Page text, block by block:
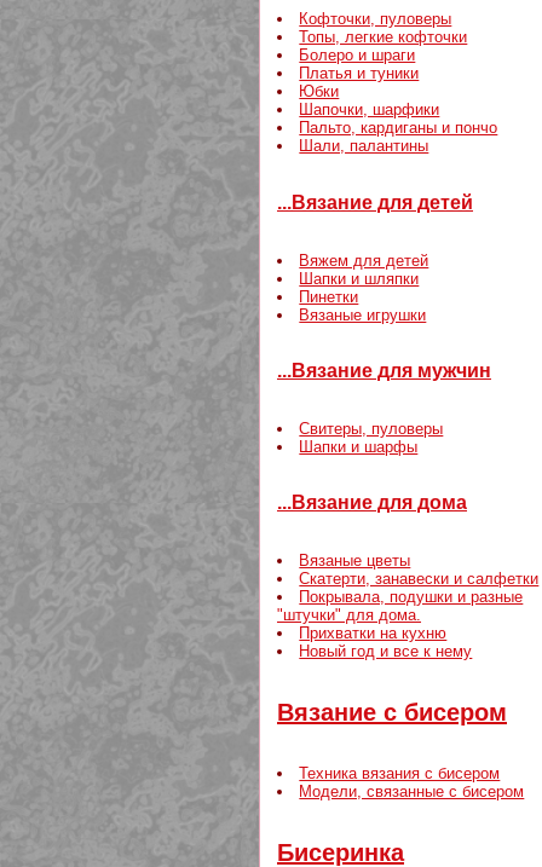
Кофточки, пуловеры
Топы, легкие кофточки
Болеро и шраги
Платья и туники
Юбки
Шапочки, шарфики
Пальто, кардиганы и пончо
Шали, палантины
...Вязание для детей
Вяжем для детей
Шапки и шляпки
Пинетки
Вязаные игрушки
...Вязание для мужчин
Свитеры, пуловеры
Шапки и шарфы
...Вязание для дома
Вязаные цветы
Скатерти, занавески и салфетки
Покрывала, подушки и разные
"штучки" для дома.
Прихватки на кухню
Новый год и все к нему
Вязание с бисером
Техника вязания с бисером
Модели, связанные с бисером
Бисеринка